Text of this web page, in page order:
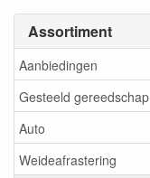
Assortiment
Aanbiedingen
Gesteeld gereedschap
Auto
Weideafrastering